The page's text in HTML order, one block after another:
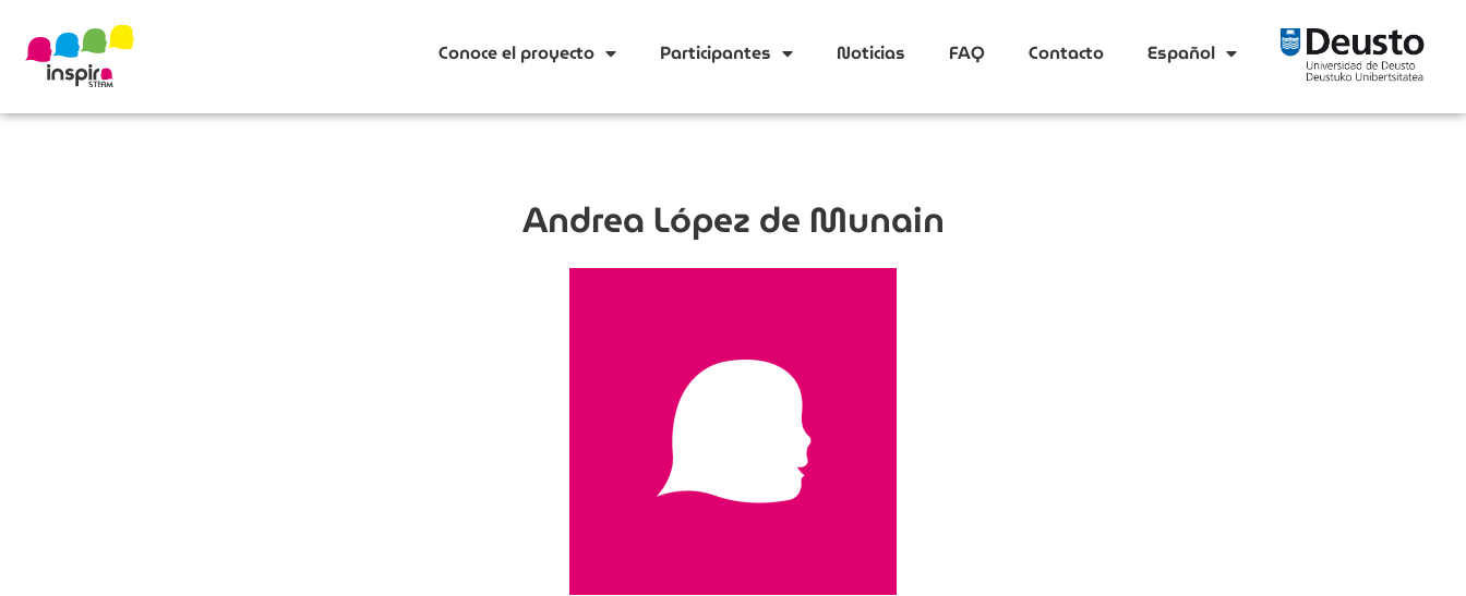
Conoce el proyecto Participantes Noticias FAQ Contacto Español
Andrea López de Munain